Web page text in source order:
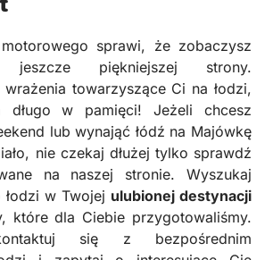
sprawi, że zobaczysz
piękniejszej strony.
wrażenia towarzyszące Ci na łodzi,
długo w pamięci! Jeżeli chcesz
lub wynająć łódź na Majówkę
nie czekaj dłużej tylko sprawdź
na naszej stronie. Wyszukaj
w Twojej ulubionej destynacji
które dla Ciebie przygotowaliśmy.
się z bezpośrednim